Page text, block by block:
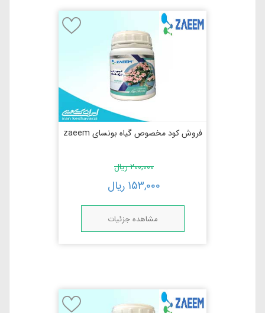
فروش کود مخصوص گیاه بونسای zaeem
200,000ریال
153,000 ریال
مشاهده جزئیات